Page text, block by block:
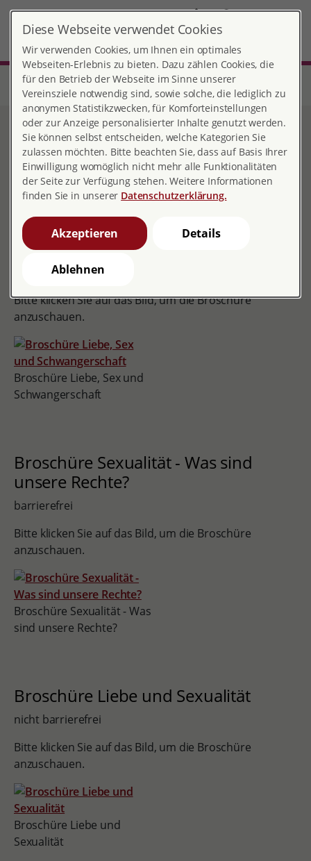
DE
Start Niedersachsen
Beratungsstelle Holzminden
Unser Angebot in leichter Sprache
Unser Angebot in leichter
Sprache
Boschüre Liebe, Sex und
Schwangerschaft
nicht barrierefrei
Bitte klicken Sie auf das Bild, um die Broschüre
anzuschauen.
Broschüre Liebe, Sex und
Schwangerschaft
Broschüre Sexualität - Was sind
unsere Rechte?
barrierefrei
Bitte klicken Sie auf das Bild, um die Broschüre
anzuschauen.
Broschüre Sexualität - Was
sind unsere Rechte?
Broschüre Liebe und Sexualität
nicht barrierefrei
Bitte klicken Sie auf das Bild, um die Broschüre
anzuschauen.
Broschüre Liebe und
Sexualität
Diese Webseite verwendet Cookies
Wir verwenden Cookies, um Ihnen ein optimales
Webseiten-Erlebnis zu bieten. Dazu zählen Cookies, die
für den Betrieb der Webseite im Sinne unserer
Vereinsziele notwendig sind, sowie solche, die lediglich zu
anonymen Statistikzwecken, für Komforteinstellungen
oder zur Anzeige personalisierter Inhalte genutzt werden.
Sie können selbst entscheiden, welche Kategorien Sie
zulassen möchten. Bitte beachten Sie, dass auf Basis Ihrer
Einwilligung womöglich nicht mehr alle Funktionalitäten
der Seite zur Verfügung stehen. Weitere Informationen
finden Sie in unserer Datenschutzerklärung.
Akzeptieren Details
Ablehnen